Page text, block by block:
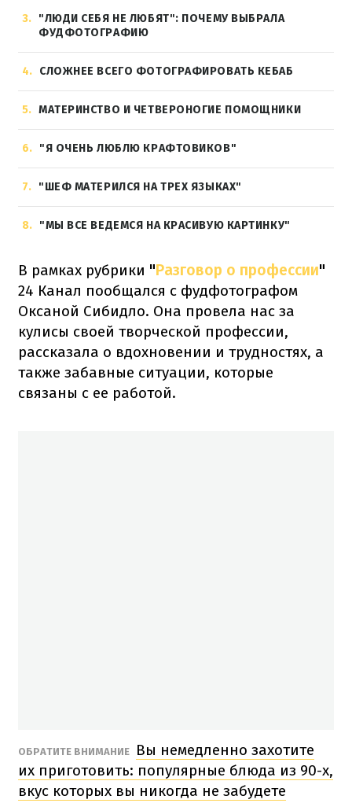
3
"ЛЮДИ СЕБЯ НЕ ЛЮБЯТ": ПОЧЕМУ ВЫБРАЛА
ФУДФОТОГРАФИЮ
4 СЛОЖНЕЕ ВСЕГО ФОТОГРАФИРОВАТЬ КЕБАБ
5 МАТЕРИНСТВО И ЧЕТВЕРОНОГИЕ ПОМОЩНИКИ
6 "Я ОЧЕНЬ ЛЮБЛЮ КРАФТОВИКОВ"
7 "ШЕФ МАТЕРИЛСЯ НА ТРЕХ ЯЗЫКАХ"
8 "МЫ ВСЕ ВЕДЕМСЯ НА КРАСИВУЮ КАРТИНКУ"
В рамках рубрики "Разговор о профессии"
24 Канал пообщался с фудфотографом
Оксаной Сибидло. Она провела нас за
кулисы своей творческой профессии,
рассказала о вдохновении и трудностях, а
также забавные ситуации, которые
связаны с ее работой.
ОБРАТИТЕ ВНИМАНИЕ
Вы немедленно захотите
их приготовить: популярные блюда из 90-х,
вкус которых вы никогда не забудете